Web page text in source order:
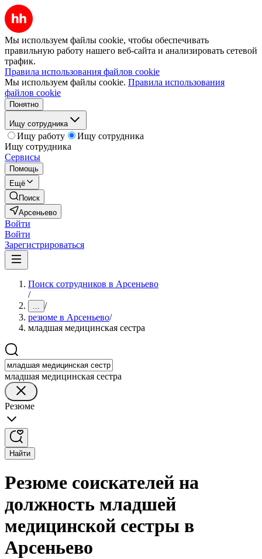
Мы используем файлы cookie, чтобы обеспечивать
правильную работу нашего веб-сайта и анализировать сетевой
трафик.
Правила использования файлов cookie
Мы используем файлы cookie. Правила использования
файлов cookie
Понятно
Ищу сотрудника
Ищу работу
Ищу сотрудника
Ищу сотрудника
Сервисы
Помощь
Ещё
Поиск
Арсеньево
Войти
Войти
Зарегистрироваться
Поиск сотрудников в Арсеньево
/
... /
резюме в Арсеньево/
младшая медицинская сестра
младшая медицинская сестра
Резюме
Найти
Резюме соискателей на
должность младшей
медицинской сестры в
Арсеньево